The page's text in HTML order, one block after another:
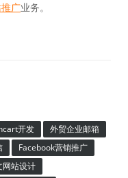
广业务。
开发
外贸企业邮箱
Facebook营销推广
网站设计